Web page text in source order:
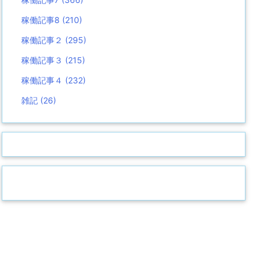
稼働記事8 (210)
稼働記事２ (295)
稼働記事３ (215)
稼働記事４ (232)
雑記 (26)